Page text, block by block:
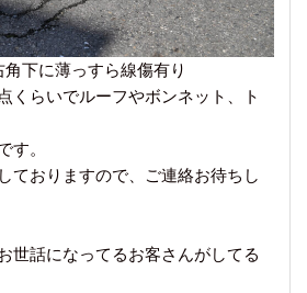
下に薄っすら線傷有り
くらいでルーフやボンネット、ト
す。
ておりますので、ご連絡お待ちし
世話になってるお客さんがしてる